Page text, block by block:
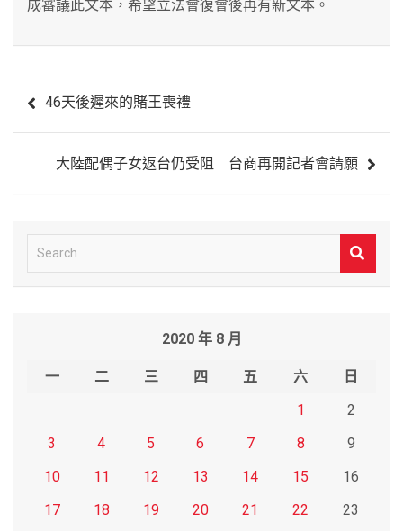
成審議此文本，希望立法會復會後再有新文本。
章 46天後遲來的賭王喪禮
大陸配偶子女返台仍受阻 台商再開記者會請願
e
2020 年 8 月
一 二 三 四 五 六
日
1
2
3
4 5 6 7 8
9
10
11 12 13 14 15
16
17
18 19 20 21 22 23